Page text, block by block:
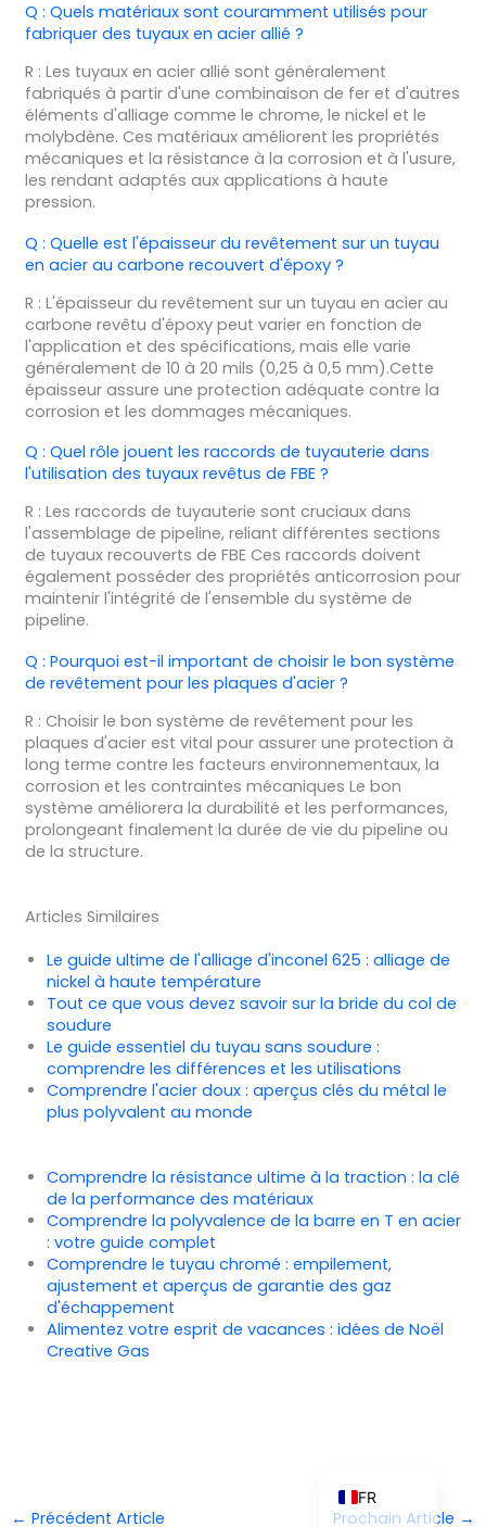
Q : Quels matériaux sont couramment utilisés pour
fabriquer des tuyaux en acier allié ?
R : Les tuyaux en acier allié sont généralement
fabriqués à partir d'une combinaison de fer et d'autres
éléments d'alliage comme le chrome, le nickel et le
molybdène. Ces matériaux améliorent les propriétés
mécaniques et la résistance à la corrosion et à l'usure,
les rendant adaptés aux applications à haute
pression.
Q : Quelle est l'épaisseur du revêtement sur un tuyau
en acier au carbone recouvert d'époxy ?
R : L'épaisseur du revêtement sur un tuyau en acier au
carbone revêtu d'époxy peut varier en fonction de
l'application et des spécifications, mais elle varie
généralement de 10 à 20 mils (0,25 à 0,5 mm).Cette
épaisseur assure une protection adéquate contre la
corrosion et les dommages mécaniques.
Q : Quel rôle jouent les raccords de tuyauterie dans
l'utilisation des tuyaux revêtus de FBE ?
R : Les raccords de tuyauterie sont cruciaux dans
l'assemblage de pipeline, reliant différentes sections
de tuyaux recouverts de FBE Ces raccords doivent
également posséder des propriétés anticorrosion pour
maintenir l'intégrité de l'ensemble du système de
pipeline.
Q : Pourquoi est-il important de choisir le bon système
de revêtement pour les plaques d'acier ?
R : Choisir le bon système de revêtement pour les
plaques d'acier est vital pour assurer une protection à
long terme contre les facteurs environnementaux, la
corrosion et les contraintes mécaniques Le bon
système améliorera la durabilité et les performances,
prolongeant finalement la durée de vie du pipeline ou
de la structure.
Articles Similaires
Le guide ultime de l'alliage d'inconel 625 : alliage de
nickel à haute température
Tout ce que vous devez savoir sur la bride du col de
soudure
Le guide essentiel du tuyau sans soudure :
comprendre les différences et les utilisations
Comprendre l'acier doux : aperçus clés du métal le
plus polyvalent au monde
Comprendre la résistance ultime à la traction : la clé
de la performance des matériaux
Comprendre la polyvalence de la barre en T en acier
: votre guide complet
Comprendre le tuyau chromé : empilement,
ajustement et aperçus de garantie des gaz
d'échappement
Alimentez votre esprit de vacances : idées de Noël
Creative Gas
← Précédent Article Prochain Article →
FR
KO
ES